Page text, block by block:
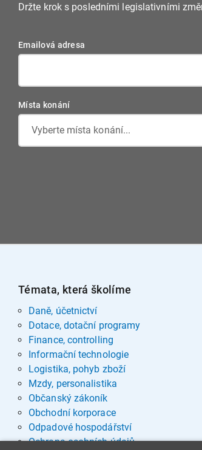
Držte krok s posledními legislativními
Emailová adresa
Místa konání
Vyberte místa konání...
Témata, která školíme
Daně, účetnictví
Dotace, dotační programy
Finance, controlling
Informační technologie
Logistika, pohyb zboží
Mzdy, personalistika
Občanský zákoník
Obchodní korporace
Odpadové hospodářství
Ochrana osobních údajů